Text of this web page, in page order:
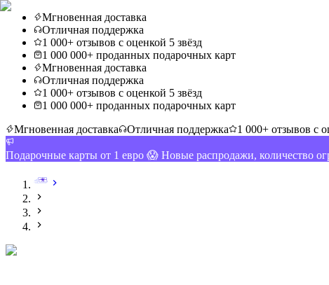
Мгновенная доставка
Отличная поддержка
1 000+ отзывов с оценкой 5 звёзд
1 000 000+ проданных подарочных карт
Мгновенная доставка
Отличная поддержка
1 000+ отзывов с оценкой 5 звёзд
1 000 000+ проданных подарочных карт
Мгновенная доставка
Отличная поддержка 1 000+ отзывов с
Подарочные карты от 1 евро 😱 Новые распродажи, количество